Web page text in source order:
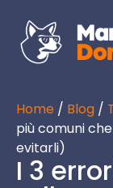
Home / Blog /
più comuni
evitarli)
I 3